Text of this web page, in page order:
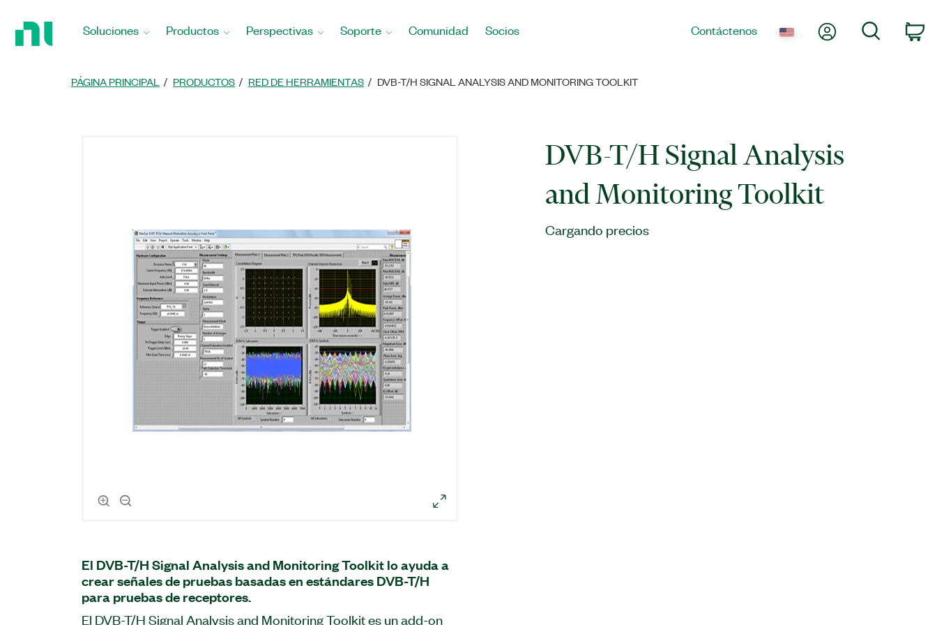
Soluciones Productos Perspectivas Soporte Comunidad Socios Contáctenos Mi cuenta Búsqueda
PÁGINA PRINCIPAL PRODUCTOS RED DE HERRAMIENTAS DVB-T/H SIGNAL ANALYSIS AND MONITORING TOOLKIT
DVB-T/H Signal Analysis
and Monitoring Toolkit
Cargando precios
El DVB-T/H Signal Analysis and Monitoring Toolkit lo ayuda a
crear señales de pruebas basadas en estándares DVB-T/H
para pruebas de receptores.
El DVB-T/H Signal Analysis and Monitoring Toolkit es un add-on